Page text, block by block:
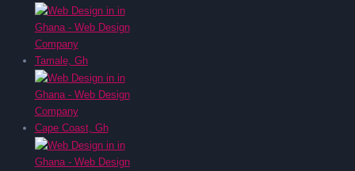
Tamale, Gh
Cape Coast, Gh